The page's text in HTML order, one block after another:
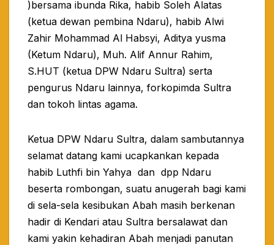
)bersama ibunda Rika, habib Soleh Alatas
(ketua dewan pembina Ndaru), habib Alwi
Zahir Mohammad Al Habsyi, Aditya yusma
(Ketum Ndaru), Muh. Alif Annur Rahim,
S.HUT (ketua DPW Ndaru Sultra) serta
pengurus Ndaru lainnya, forkopimda Sultra
dan tokoh lintas agama.
Ketua DPW Ndaru Sultra, dalam sambutannya
selamat datang kami ucapkankan kepada
habib Luthfi bin Yahya dan dpp Ndaru
beserta rombongan, suatu anugerah bagi kami
di sela-sela kesibukan Abah masih berkenan
hadir di Kendari atau Sultra bersalawat dan
kami yakin kehadiran Abah menjadi panutan